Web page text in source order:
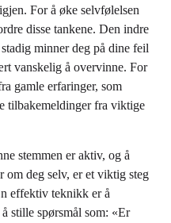
For å øke selvfølelsen
disse tankene. Den indre
minner deg på dine feil
vanskelig å overvinne. For
gamle erfaringer, som
tilbakemeldinger fra viktige
stemmen er aktiv, og å
om deg selv, er et viktig steg
effektiv teknikk er å
stille spørsmål som: «Er